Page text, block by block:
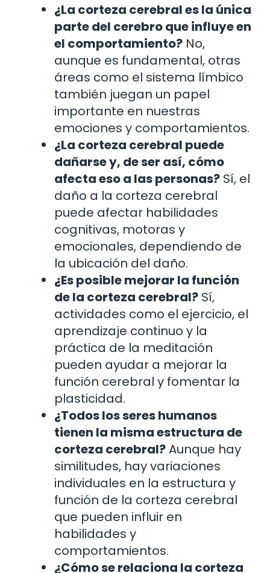
¿La corteza cerebral es la única
parte del cerebro que influye en
el comportamiento? No,
aunque es fundamental, otras
áreas como el sistema límbico
también juegan un papel
importante en nuestras
emociones y comportamientos.
¿La corteza cerebral puede
dañarse y, de ser así, cómo
afecta eso a las personas? Sí, el
daño a la corteza cerebral
puede afectar habilidades
cognitivas, motoras y
emocionales, dependiendo de
la ubicación del daño.
¿Es posible mejorar la función
de la corteza cerebral? Sí,
actividades como el ejercicio, el
aprendizaje continuo y la
práctica de la meditación
pueden ayudar a mejorar la
función cerebral y fomentar la
plasticidad.
¿Todos los seres humanos
tienen la misma estructura de
corteza cerebral?Aunque hay
similitudes, hay variaciones
individuales en la estructura y
función de la corteza cerebral
que pueden influir en
habilidades y
comportamientos.
¿Cómo se relaciona la corteza